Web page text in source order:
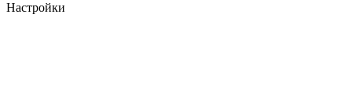
Настройки